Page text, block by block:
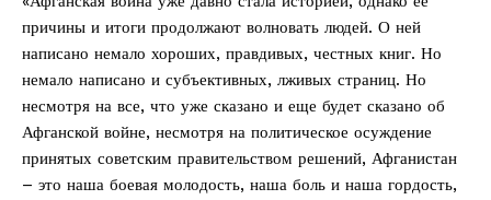
причины и итоги продолжают волновать людей. О ней
написано немало хороших, правдивых, честных книг. Но
немало написано и субъективных, лживых страниц. Но
несмотря на все, что уже сказано и еще будет сказано об
Афганской вой­не, несмотря на политическое осуждение
принятых советским правительством решений, Афганистан
– это наша боевая молодость, наша боль и наша гордость,